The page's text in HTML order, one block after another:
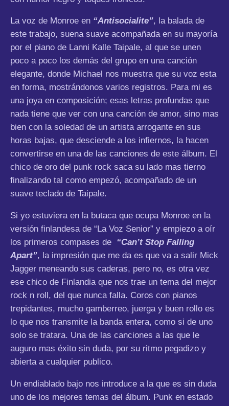
La voz de Monroe en “Antisocialite”, la balada de
este trabajo, suena suave acompañada en su mayoría
por el piano de Lanni Kalle Taipale, al que se unen
poco a poco los demás del grupo en una canción
elegante, donde Michael nos muestra que su voz esta
en forma, mostrándonos varios registros. Para mi es
una joya en composición; esas letras profundas que
nada tiene que ver con una canción de amor, sino mas
bien con la soledad de un artista arrogante en sus
horas bajas, que desciende a los infiernos, la hacen
convertirse en una de las canciones de este álbum. El
chico de oro del punk rock saca su lado mas tierno
finalizando tal como empezó, acompañado de un
suave teclado de Taipale.
Si yo estuviera en la butaca que ocupa Monroe en la
versión finlandesa de “La Voz Senior” y empiezo a oír
los primeros compases de “Can’t Stop Falling
Apart”, la impresión que me da es que va a salir Mick
Jagger meneando sus caderas, pero no, es otra vez
ese chico de Finlandia que nos trae un tema del mejor
rock n roll, del que nunca falla. Coros con pianos
trepidantes, mucho gamberreo, juerga y buen rollo es
lo que nos transmite la banda entera, como si de uno
solo se tratara. Una de las canciones a las que le
auguro mas éxito sin duda, por su ritmo pegadizo y
abierta a cualquier publico.
Un endiablado bajo nos introduce a la que es sin duda
uno de los mejores temas del álbum. Punk en estado